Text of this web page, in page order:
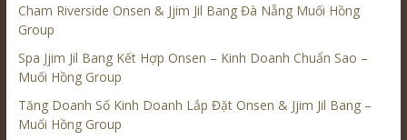
Cham Riverside Onsen & Jjim Jil Bang Đà Nẵng Muối Hồng
Group
Spa Jjim Jil Bang Kết Hợp Onsen – Kinh Doanh Chuẩn Sao –
Muối Hồng Group
Tăng Doanh Số Kinh Doanh Lắp Đặt Onsen & Jjim Jil Bang –
Muối Hồng Group